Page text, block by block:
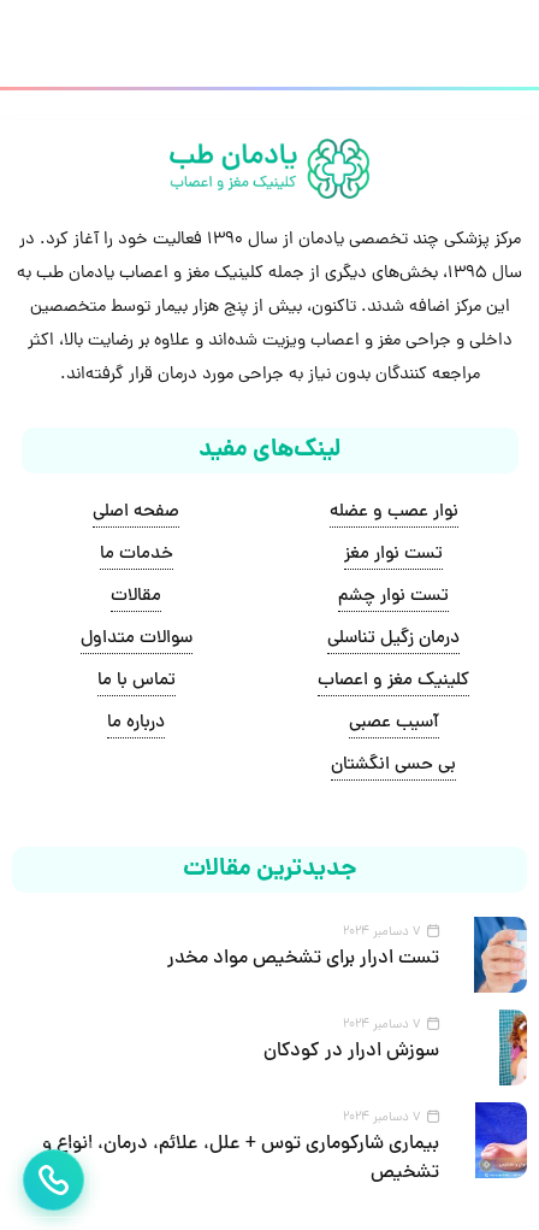
مرکز پزشکی چند تخصصی یادمان از سال 1390 فعالیت خود را آغاز کرد. در
سال 1395، بخش‌های دیگری از جمله کلینیک مغز و اعصاب یادمان طب به
این مرکز اضافه شدند. تاکنون، بیش از پنج هزار بیمار توسط متخصصین
داخلی و جراحی مغز و اعصاب ویزیت شده‌اند و علاوه بر رضایت بالا، اکثر
مراجعه کنندگان بدون نیاز به جراحی مورد درمان قرار گرفته‌اند.
لینک‌های مفید
نوار عصب و عضله
تست نوار مغز
تست نوار چشم
درمان زگیل تناسلی
کلینیک مغز و اعصاب
آسیب عصبی
بی حسی انگشتان
صفحه اصلی
خدمات ما
مقالات
سوالات متداول
تماس با ما
درباره ما
جدیدترین مقالات
7 دسامبر 2024
تست ادرار برای تشخیص مواد مخدر
7 دسامبر 2024
سوزش ادرار در کودکان
7 دسامبر 2024
بیماری شارکوماری توس + علل، علائم، درمان، انواع و
تشخیص
تماس